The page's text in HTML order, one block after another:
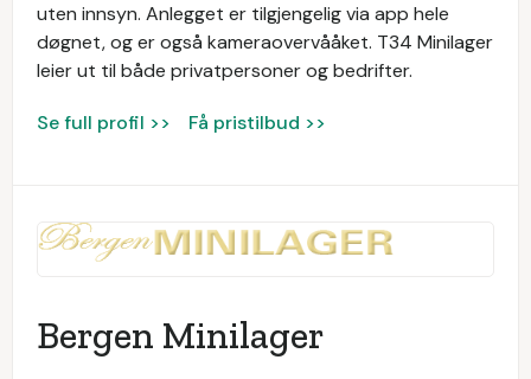
uten innsyn. Anlegget er tilgjengelig via app hele
døgnet, og er også kameraovervååket. T34 Minilager
leier ut til både privatpersoner og bedrifter.
Se full profil >> Få pristilbud >>
Bergen Minilager